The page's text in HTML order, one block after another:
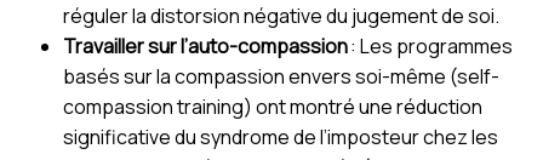
réguler la distorsion négative du jugement de soi.
Travailler sur l’auto-compassion: Les programmes
basés sur la compassion envers soi-même (self-
compassion training) ont montré une réduction
significative du syndrome de l’imposteur chez les